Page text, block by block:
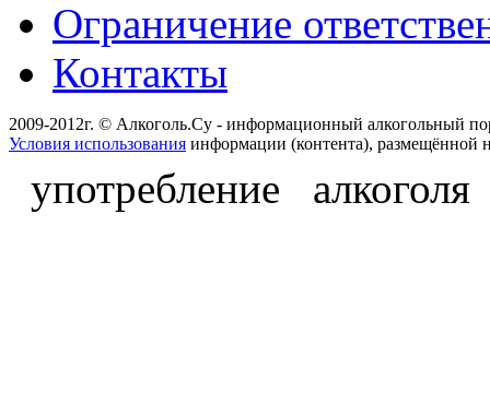
Ограничение
Контакты
2009-2012г. © Алкоголь.Су - информационный алкогольный
Условия использования информации (контента), размещённой
употребление